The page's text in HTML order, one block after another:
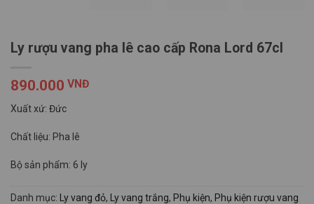
Ly rượu vang pha lê cao cấp Rona Lord 67cl
890.000 VNĐ
Xuất xứ: Đức
Chất liệu: Pha lê
Bộ sản phẩm: 6 ly
Danh mục: Ly vang đỏ, Ly vang trắng, Phụ kiện, Phụ kiện rượu vang